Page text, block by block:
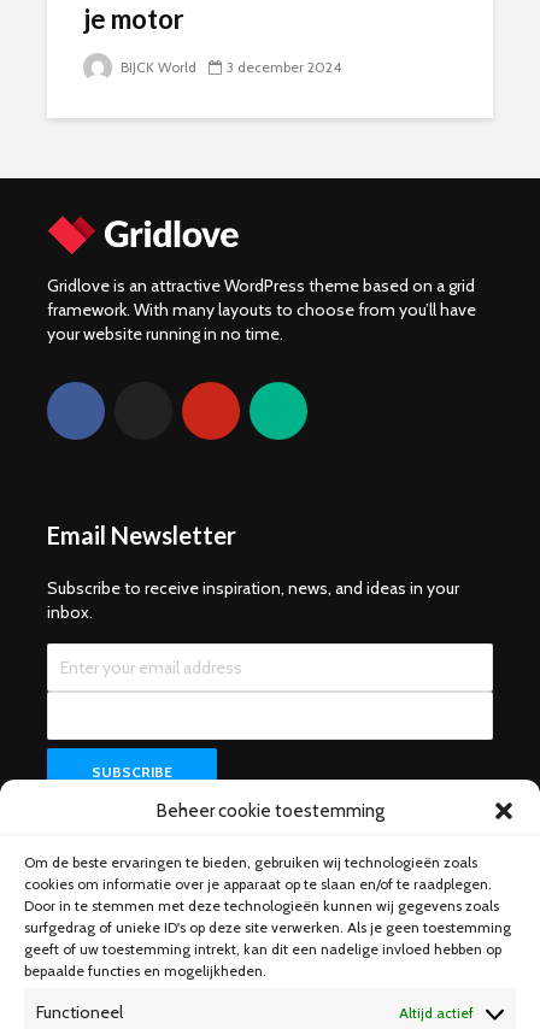
je motor
BIJCK World 3 december 2024
Gridlove is an attractive WordPress theme based on a grid
framework. With many layouts to choose from you’ll have
your website running in no time.
Email Newsletter
Subscribe to receive inspiration, news, and ideas in your
inbox.
Help & Support
Beheer cookie toestemming
Om de beste ervaringen te bieden, gebruiken wij technologieën zoals
cookies om informatie over je apparaat op te slaan en/of te raadplegen.
Door in te stemmen met deze technologieën kunnen wij gegevens zoals
surfgedrag of unieke ID's op deze site verwerken. Als je geen toestemming
geeft of uw toestemming intrekt, kan dit een nadelige invloed hebben op
bepaalde functies en mogelijkheden.
Functioneel Altijd actief